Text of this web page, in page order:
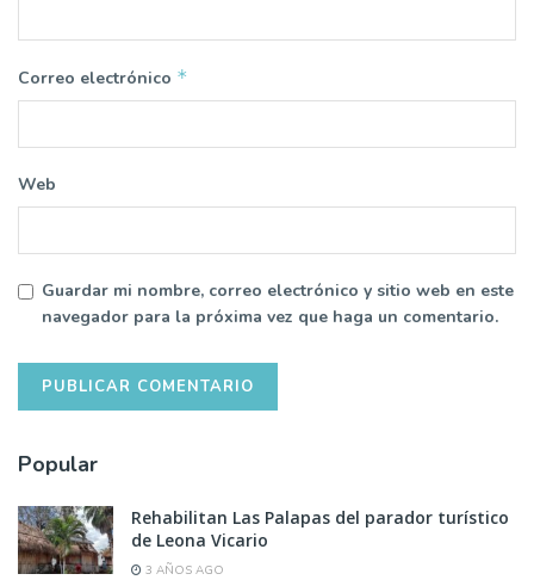
Correo electrónico *
Web
Guardar mi nombre, correo electrónico y sitio web en este
navegador para la próxima vez que haga un comentario.
Popular
Rehabilitan Las Palapas del parador turístico
de Leona Vicario
3 AÑOS AGO